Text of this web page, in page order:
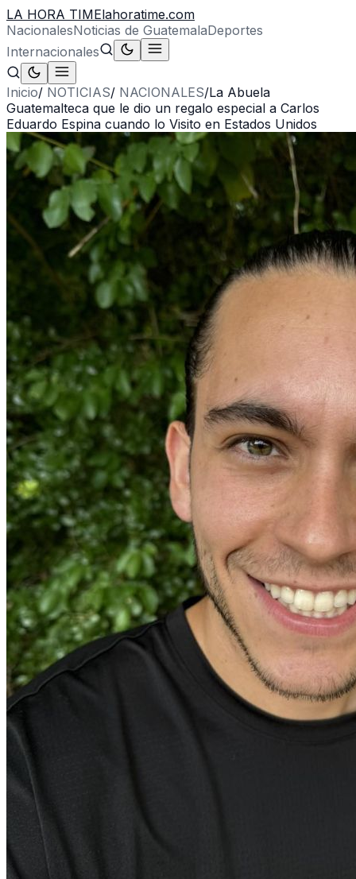
LA HORA TIMElahoratime.com
NacionalesNoticias de GuatemalaDeportes
Internacionales
Inicio/ NOTICIAS/ NACIONALES/La Abuela
Guatemalteca que le dio un regalo especial a Carlos
Eduardo Espina cuando lo Visito en Estados Unidos